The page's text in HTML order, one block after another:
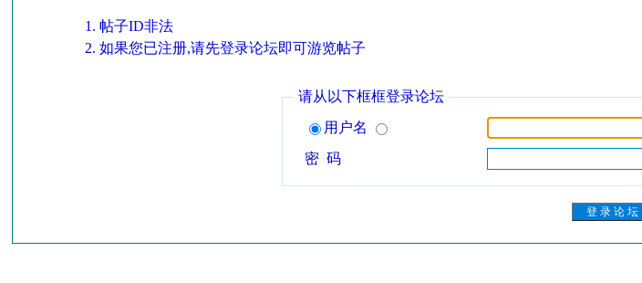
帖子ID非法
如果您已注册,请先登录论坛即可游览帖子
请从以下框框登录论坛
用户名
密 码